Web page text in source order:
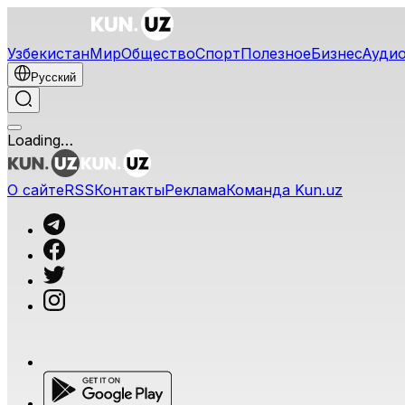
УзбекистанМирОбществоСпортПолезноеБизнес
Русский
Loading…
О сайтеRSSКонтактыРекламаКоманда Kun.uz